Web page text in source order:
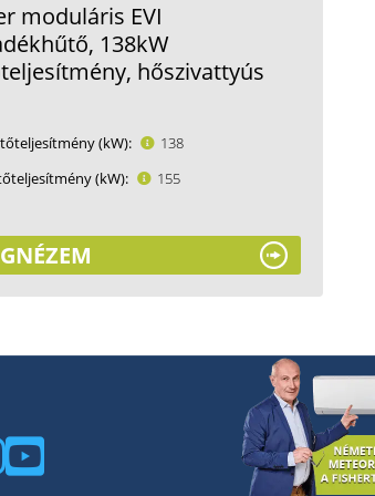
moduláris EVI
138kW
hőszivattyús
(kW)
138
(kW)
155